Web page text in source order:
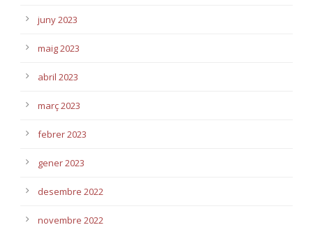
juny 2023
maig 2023
abril 2023
març 2023
febrer 2023
gener 2023
desembre 2022
novembre 2022